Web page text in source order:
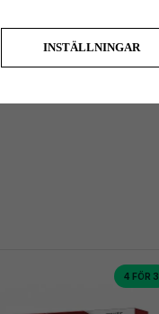
4 FÖR 3
INSTÄLLNINGAR